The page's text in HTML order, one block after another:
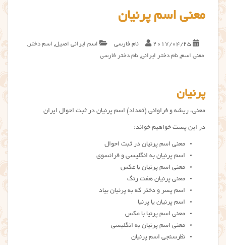
معنی اسم پرنیان
2017/04/25 نام فارسی اسم ایرانی اصیل, اسم دختر ,
معنی اسم, نام دختر ایرانی, نام دختر فارسی
پرنیان
معنی، ریشه و فراوانی (تعداد) اسم پرنیان در ثبت احوال ایران
در این پست خواهیم خواند:
معنی اسم پرنیان در ثبت احوال
اسم پرنیان به انگلیسی و فرانسوی
معنی اسم پرنیان با عکس
معنی پرنیان هفت رنگ
اسم پسر و دختر که به پرنیان بیاد
اسم پرنیان یا پرنیا
معنی اسم پرنیا با عکس
معنی اسم پرنیان به انگلیسی
نظرسنجی اسم پرنیان